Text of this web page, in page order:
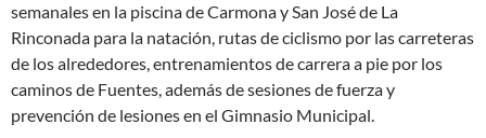
semanales en la piscina de Carmona y San José de La
Rinconada para la natación, rutas de ciclismo por las carreteras
de los alrededores, entrenamientos de carrera a pie por los
caminos de Fuentes, además de sesiones de fuerza y
prevención de lesiones en el Gimnasio Municipal.